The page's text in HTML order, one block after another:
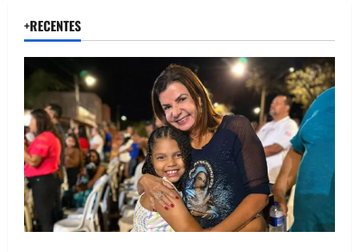
+RECENTES